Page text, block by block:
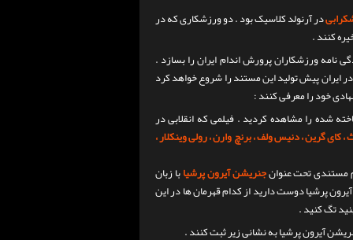
در آرنولد کلاسیک بود . دو ورزشکاری که در
کنند .
نامه ورزشکاران پرورش‌ اندام ایران را بسازد .
ایران پیش تولید این مستند را شروع خواهد کرد
خود را معرفی کنند :
به بدنسازی و‌ فیتنس حتما فیلم جنریشن آیرون یک که در سال 2013 ساخته شده را مشاهده کردید . فیلمی که انقلابی در
کای گرین ، دنیس ولف ، برنچ وارن ، رولی وینکلار ،
مستندی تحت عنوانجنریشن آیرون پرشیابا زبان
پرشیا دوست دارید از کدام قهرمان ها در این
تگ کنید .
آیرون پرشیا به نشانی زیر ثبت کنند .